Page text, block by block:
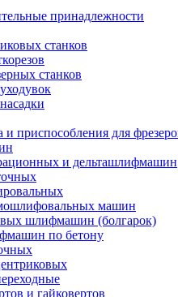
принадлежности
станков
станков
и приспособления для
и дельташлифмашин
машин
шлифмашин (болгарок)
по бетону
и гайковертов